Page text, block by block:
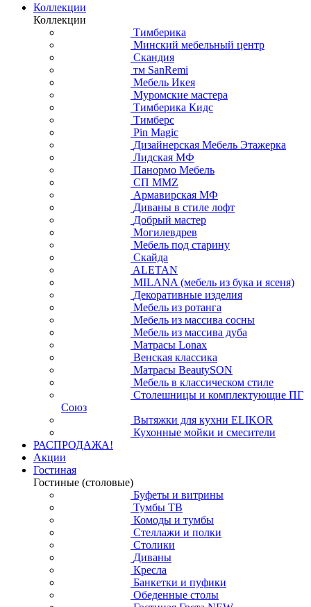
Коллекции
Коллекции
Тимберика
Минский мебельный центр
Скандия
тм SanRemi
Мебель Икея
Муромские мастера
Тимберика Кидс
Тимберс
Pin Magic
Дизайнерская Мебель Этажерка
Лидская МФ
Панормо Мебель
СП ММZ
Армавирская МФ
Диваны в стиле лофт
Добрый мастер
Могилевдрев
Мебель под старину
Скайда
ALETAN
MILANA (мебель из бука и ясеня)
Декоративные изделия
Мебель из ротанга
Мебель из массива сосны
Мебель из массива дуба
Матрасы Lonax
Венская классика
Матрасы BeautySON
Мебель в классическом стиле
Столешницы и комплектующие ПГ
Союз
Вытяжки для кухни ELIKOR
Кухонные мойки и смесители
РАСПРОДАЖА!
Акции
Гостиная
Гостиные (столовые)
Буфеты и витрины
Тумбы ТВ
Комоды и тумбы
Стеллажи и полки
Столики
Диваны
Кресла
Банкетки и пуфики
Обеденные столы